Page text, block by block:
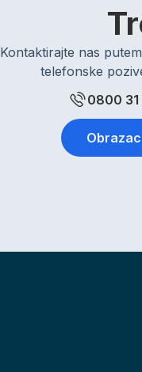
Kontaktirajte nas
telefonske
0800 31